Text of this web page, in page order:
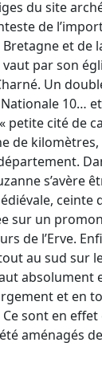
du site
de
et de
par son
Un
10…
petite cité de
de
s’avère
ceinte
sur un
de l’Erve.
au sud sur
absolument
et en
sont en
aménagés